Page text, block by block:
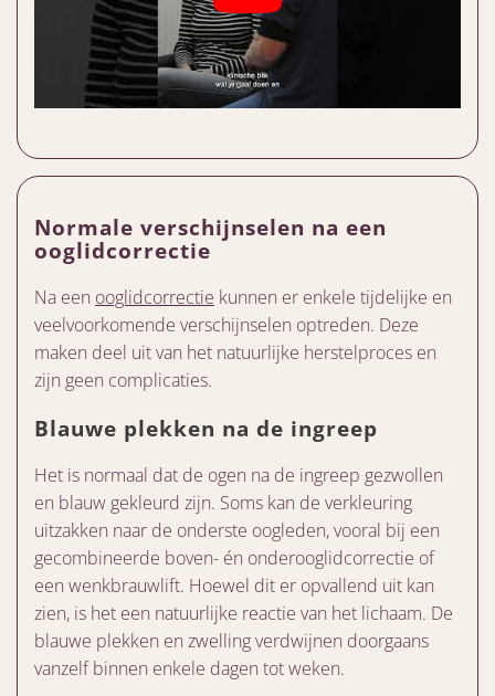
Normale verschijnselen na een
ooglidcorrectie
Na een ooglidcorrectie kunnen er enkele tijdelijke en
veelvoorkomende verschijnselen optreden. Deze
maken deel uit van het natuurlijke herstelproces en
zijn geen complicaties.
Blauwe plekken na de ingreep
Het is normaal dat de ogen na de ingreep gezwollen
en blauw gekleurd zijn. Soms kan de verkleuring
uitzakken naar de onderste oogleden, vooral bij een
gecombineerde boven- én onderooglidcorrectie of
een wenkbrauwlift. Hoewel dit er opvallend uit kan
zien, is het een natuurlijke reactie van het lichaam. De
blauwe plekken en zwelling verdwijnen doorgaans
vanzelf binnen enkele dagen tot weken.